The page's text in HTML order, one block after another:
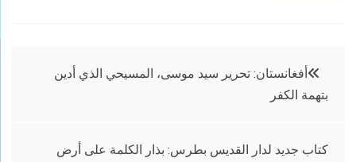
تصفّح
المقالات
أفغانستان: تحرير سيد موسى، المسيحي الذي أدين
بتهمة الكفر
كتاب جديد لدار القديس بطرس: بذار الكلمة على أرض